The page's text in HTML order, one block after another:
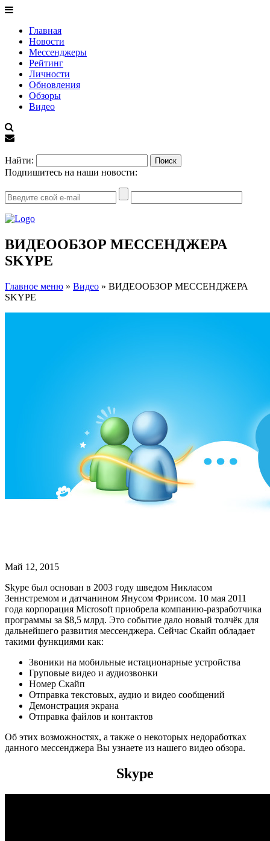
Главная
Новости
Мессенджеры
Рейтинг
Личности
Обновления
Обзоры
Видео
Найти:
Подпишитесь на наши новости:
ВИДЕООБЗОР МЕССЕНДЖЕРА
SKYPE
Главное меню » Видео » ВИДЕООБЗОР МЕССЕНДЖЕРА
SKYPE
Май 12, 2015
Skype был основан в 2003 году шведом Никласом
Зеннстремом и датчанином Янусом Фриисом. 10 мая 2011
года корпорация Microsoft приобрела компанию-разработчика
программы за $8,5 млрд. Это событие дало новый толчёк для
дальнейшего развития мессенджера. Сейчас Скайп обладает
такими функциями как:
Звоники на мобильные истационарные устройства
Груповые видео и аудиозвонки
Номер Скайп
Отправка текстовых, аудио и видео сообщений
Демонстрация экрана
Отправка файлов и контактов
Об этих возможностях, а также о некоторых недоработках
данного мессенджера Вы узнаете из нашего видео обзора.
Skype